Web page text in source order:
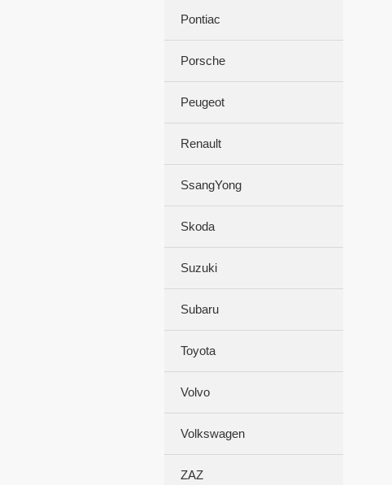
Pontiac
Porsche
Peugeot
Renault
SsangYong
Skoda
Suzuki
Subaru
Toyota
Volvo
Volkswagen
ZAZ